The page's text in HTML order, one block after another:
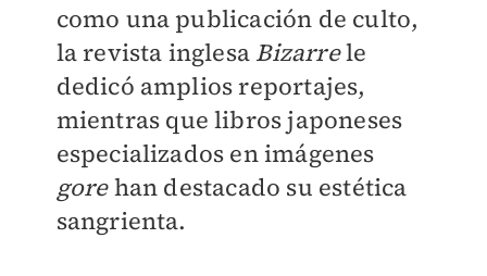
como una publicación de culto,
la revista inglesa Bizarrele
dedicó amplios reportajes,
mientras que libros japoneses
especializados en imágenes
gorehan destacado su estética
sangrienta.